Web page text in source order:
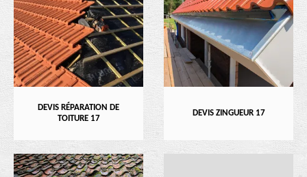
DEVIS RÉPARATION DE
TOITURE 17
DEVIS ZINGUEUR 17